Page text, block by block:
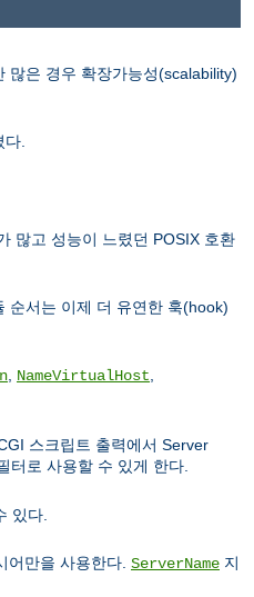
많은 경우 확장가능성(scalability)
.
많고 성능이 느렸던 POSIX 호환
순서는 이제 더 유연한 훅(hook)
NameVirtualHost
스크립트 출력에서 Server
터로 사용할 수 있게 한다.
있다.
어만을 사용한다. ServerName 지